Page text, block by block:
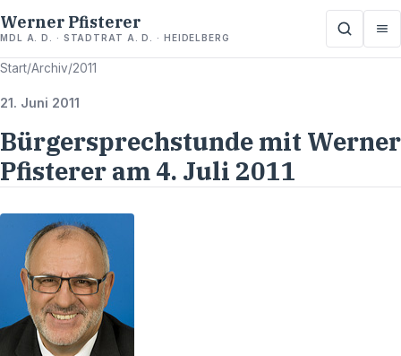
Werner Pfisterer
MDL A. D. · STADTRAT A. D. · HEIDELBERG
Start/Archiv/2011
21. Juni 2011
Bürgersprechstunde mit Werner
Pfisterer am 4. Juli 2011